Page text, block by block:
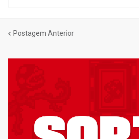
Postagem Anterior